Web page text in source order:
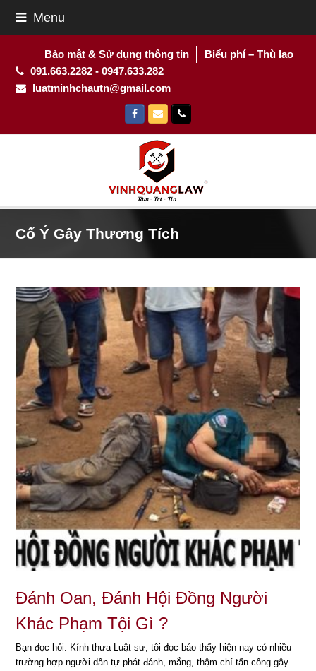
Menu
Bảo mật & Sử dụng thông tin
Biểu phí – Thù lao
091.663.2282 - 0947.633.282
luatminhchautn@gmail.com
Facebook
EmailPhone
Cố Ý Gây Thương Tích
Đánh Oan, Đánh Hội Đồng Người
Khác Phạm Tội Gì ?
Bạn đọc hỏi: Kính thưa Luật sư, tôi đọc báo thấy hiện nay có nhiều
trường hợp người dân tự phát đánh, mắng, thậm chí tấn công gây